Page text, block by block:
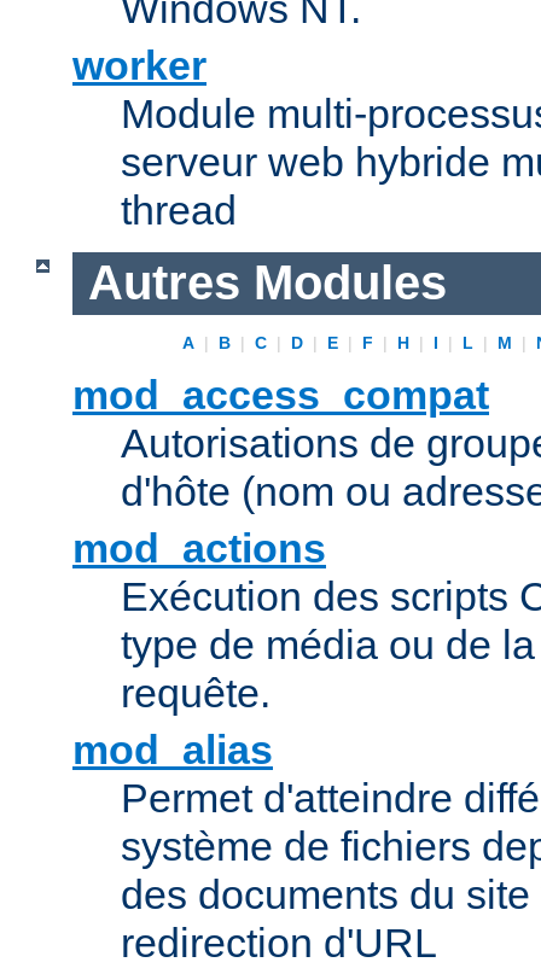
worker
Module multi-
serveur web hybride
thread
Autres Modules
A | B | C | D | E | F | H | I | L | M |
mod_access_compat
Autorisations de
d'hôte (nom ou
mod_actions
Exécution des scripts
type de média ou de
requête.
mod_alias
Permet d'atteindre
système de fichiers
des documents du
redirection d'URL